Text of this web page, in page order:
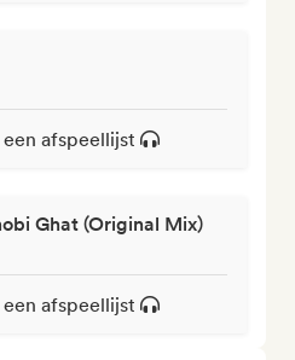
een afspeellijst
Ghat (Original Mix)
een afspeellijst